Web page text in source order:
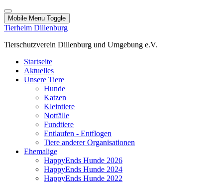
Mobile Menu Toggle
Tierheim Dillenburg
Tierschutzverein Dillenburg und Umgebung e.V.
Startseite
Aktuelles
Unsere Tiere
Hunde
Katzen
Kleintiere
Notfälle
Fundtiere
Entlaufen - Entflogen
Tiere anderer Organisationen
Ehemalige
HappyEnds Hunde 2026
HappyEnds Hunde 2024
HappyEnds Hunde 2022